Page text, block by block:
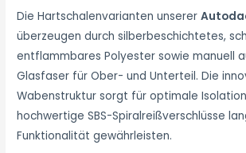
Die Hartschalenvarianten unserer
überzeugen durch silberbeschichtetes,
entflammbares Polyester sowie manuell
Glasfaser für Ober- und Unterteil. Die
Wabenstruktur sorgt für optimale
hochwertige SBS-Spiralreißverschlüsse
Funktionalität gewährleisten.